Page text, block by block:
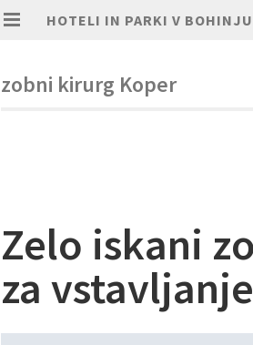
HOTELI IN PARKI V BOHINJU
zobni kirurg Koper
Zelo iskani
za